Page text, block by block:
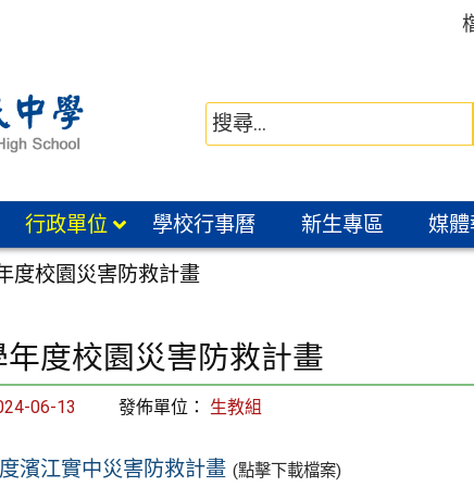
行政單位 學校行事曆 新生專區 媒
度校園災害防救計畫
年度校園災害防救計畫
06-13 發佈單位： 生教組
濱江實中災害防救計畫 (點擊下載檔案)